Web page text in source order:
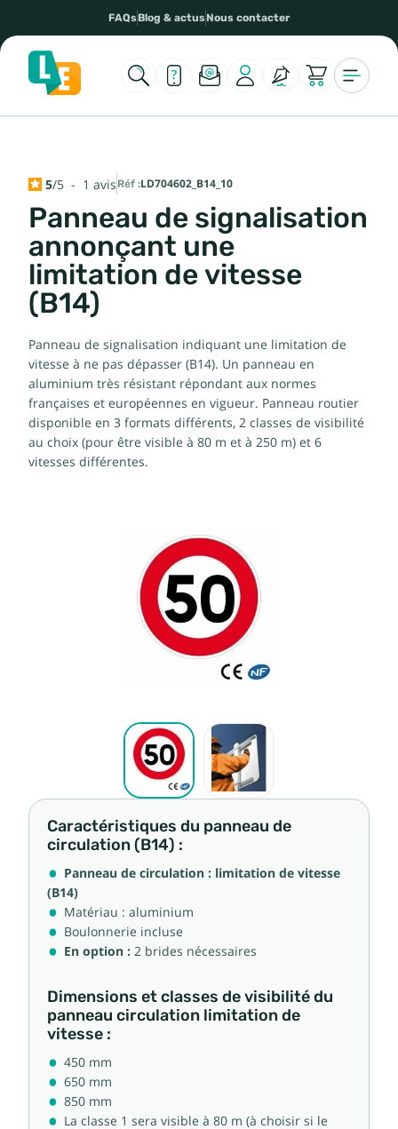
FAQsBlog & actusNous contacter
5/5 - 1 avis Réf :LD704602_B14_10
Panneau de signalisation
annonçant une
limitation de vitesse
(B14)
Panneau de signalisation indiquant une limitation de
vitesse à ne pas dépasser (B14). Un panneau en
aluminium très résistant répondant aux normes
françaises et européennes en vigueur. Panneau routier
disponible en 3 formats différents, 2 classes de visibilité
au choix (pour être visible à 80 m et à 250 m) et 6
vitesses différentes.
Caractéristiques du panneau de
circulation (B14) :
Panneau de circulation : limitation de vitesse
(B14)
Matériau : aluminium
Boulonnerie incluse
En option : 2 brides nécessaires
Dimensions et classes de visibilité du
panneau circulation limitation de
vitesse :
450 mm
650 mm
850 mm
La classe 1 sera visible à 80 m (à choisir si le